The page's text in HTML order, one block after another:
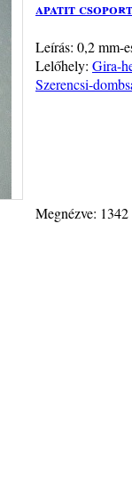
apatit csoport
Leírás: 0,2 mm-
Lelőhely: Gira-
Szerencsi-
Megnézve: